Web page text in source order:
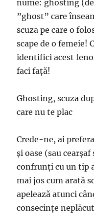
nume: ghosting
”ghost” care
scuza pe care o
scape de o femeie!
identifici acest
faci faţă!
Ghosting, scuza
care nu te plac
Crede-ne, ai
şi oase (sau
confrunţi cu un tip
mai jos cum arată
apelează atunci
consecinţe